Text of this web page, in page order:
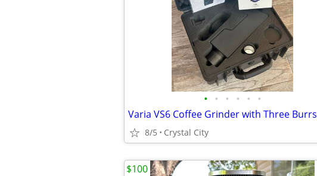
• • • • • •
Varia VS6 Coffee Grinder with Three Burrs
8/5 Crystal City
$100